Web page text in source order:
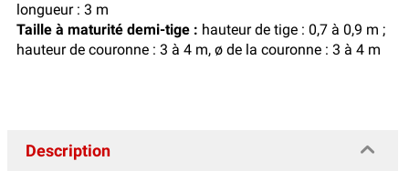
longueur : 3 m
Taille à maturité demi-tige : hauteur de tige : 0,7 à 0,9 m ;
hauteur de couronne : 3 à 4 m, ø de la couronne : 3 à 4 m
Description